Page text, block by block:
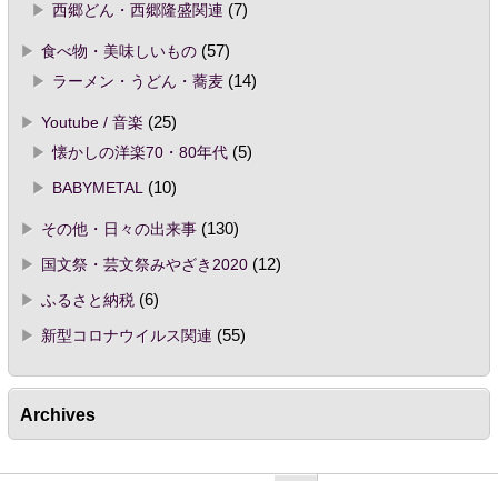
西郷どん・西郷隆盛関連 (7)
食べ物・美味しいもの(57)
ラーメン・うどん・蕎麦(14)
Youtube / 音楽 (25)
懐かしの洋楽70・80年代(5)
BABYMETAL
(10)
その他・日々の出来事(130)
国文祭・芸文祭みやざき2020(12)
ふるさと納税(6)
新型コロナウイルス関連 (55)
Archives